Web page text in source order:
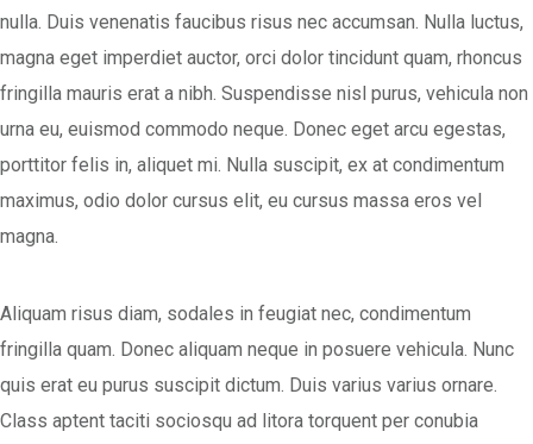
nulla. Duis venenatis faucibus risus nec accumsan. Nulla luctus,
magna eget imperdiet auctor, orci dolor tincidunt quam, rhoncus
fringilla mauris erat a nibh. Suspendisse nisl purus, vehicula non
urna eu, euismod commodo neque. Donec eget arcu egestas,
porttitor felis in, aliquet mi. Nulla suscipit, ex at condimentum
maximus, odio dolor cursus elit, eu cursus massa eros vel
magna.
Aliquam risus diam, sodales in feugiat nec, condimentum
fringilla quam. Donec aliquam neque in posuere vehicula. Nunc
quis erat eu purus suscipit dictum. Duis varius varius ornare.
Class aptent taciti sociosqu ad litora torquent per conubia